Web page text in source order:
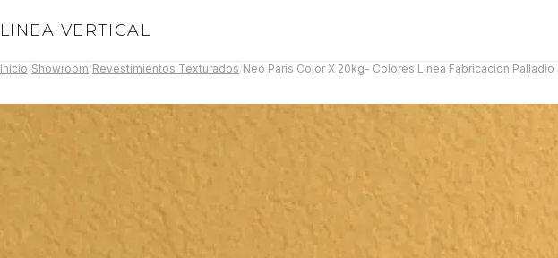
LINEA VERTICAL
Inicio Showroom Revestimientos Texturados Neo Paris Color X 20kg- Colores Linea Fabricacion Palladio